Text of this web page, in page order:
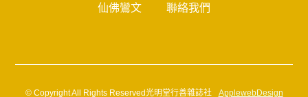
仙佛鸞文
聯絡我們
© Copyright All Rights Reserved光明堂行善雜誌社 ApplewebDesign